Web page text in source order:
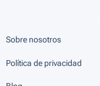
Sobre nosotros
Política de privacidad